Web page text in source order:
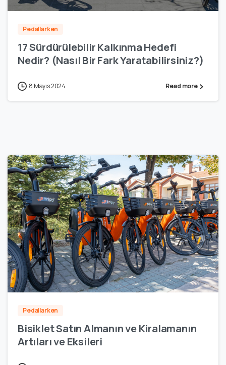
Pedallarken
17 Sürdürülebilir Kalkınma Hedefi
Nedir? (Nasıl Bir Fark Yaratabilirsiniz?)
8 Mayıs 2024 Read more
7
Pedallarken
Bisiklet Satın Almanın ve Kiralamanın
Artıları ve Eksileri